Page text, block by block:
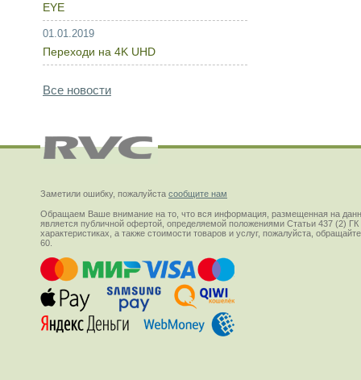
EYE
01.01.2019
Переходи на 4K UHD
Все новости
Заметили ошибку, пожалуйста сообщите нам
Обращаем Ваше внимание на то, что вся информация, размещенная на
является публичной офертой, определяемой положениями Статьи 437 (2)
характеристиках, а также стоимости товаров и услуг, пожалуйста,
60.